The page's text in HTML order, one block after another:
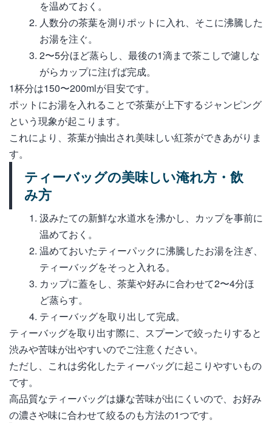
を温めておく。
人数分の茶葉を測りポットに入れ、そこに沸騰した
お湯を注ぐ。
2〜5分ほど蒸らし、最後の1滴まで茶こしで濾しな
がらカップに注げば完成。
1杯分は150〜200mlが目安です。
ポットにお湯を入れることで茶葉が上下するジャンピング
という現象が起こります。
これにより、茶葉が抽出され美味しい紅茶ができあがりま
す。
ティーバッグの美味しい淹れ方・飲
み方
汲みたての新鮮な水道水を沸かし、カップを事前に
温めておく。
温めておいたティーパックに沸騰したお湯を注ぎ、
ティーバッグをそっと入れる。
カップに蓋をし、茶葉や好みに合わせて2〜4分ほ
ど蒸らす。
ティーバッグを取り出して完成。
ティーバッグを取り出す際に、スプーンで絞ったりすると
渋みや苦味が出やすいのでご注意ください。
ただし、これは劣化したティーバッグに起こりやすいもの
です。
高品質なティーバッグは嫌な苦味が出にくいので、お好み
の濃さや味に合わせて絞るのも方法の1つです。